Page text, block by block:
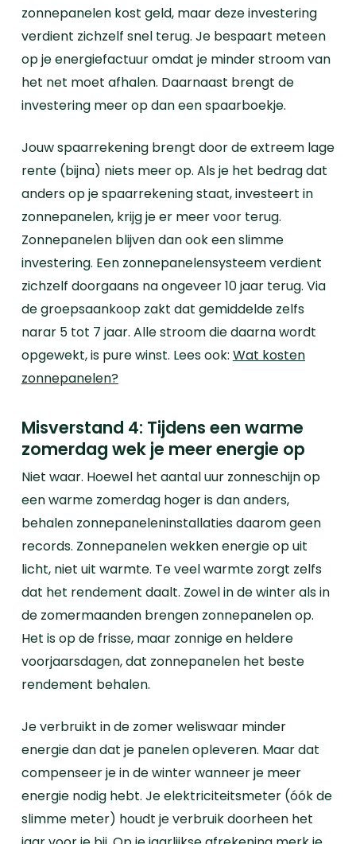
zonnepanelen kost geld, maar deze investering
verdient zichzelf snel terug. Je bespaart meteen
op je energiefactuur omdat je minder stroom van
het net moet afhalen. Daarnaast brengt de
investering meer op dan een spaarboekje.
Jouw spaarrekening brengt door de extreem lage
rente (bijna) niets meer op. Als je het bedrag dat
anders op je spaarrekening staat, investeert in
zonnepanelen, krijg je er meer voor terug.
Zonnepanelen blijven dan ook een slimme
investering. Een zonnepanelensysteem verdient
zichzelf doorgaans na ongeveer 10 jaar terug. Via
de groepsaankoop zakt dat gemiddelde zelfs
narar 5 tot 7 jaar. Alle stroom die daarna wordt
opgewekt, is pure winst. Lees ook: Wat kosten
zonnepanelen?
Misverstand 4: Tijdens een warme
zomerdag wek je meer energie op
Niet waar. Hoewel het aantal uur zonneschijn op
een warme zomerdag hoger is dan anders,
behalen zonnepaneleninstallaties daarom geen
records. Zonnepanelen wekken energie op uit
licht, niet uit warmte. Te veel warmte zorgt zelfs
dat het rendement daalt. Zowel in de winter als in
de zomermaanden brengen zonnepanelen op.
Het is op de frisse, maar zonnige en heldere
voorjaarsdagen, dat zonnepanelen het beste
rendement behalen.
Je verbruikt in de zomer weliswaar minder
energie dan dat je panelen opleveren. Maar dat
compenseer je in de winter wanneer je meer
energie nodig hebt. Je elektriciteitsmeter (óók de
slimme meter) houdt je verbruik doorheen het